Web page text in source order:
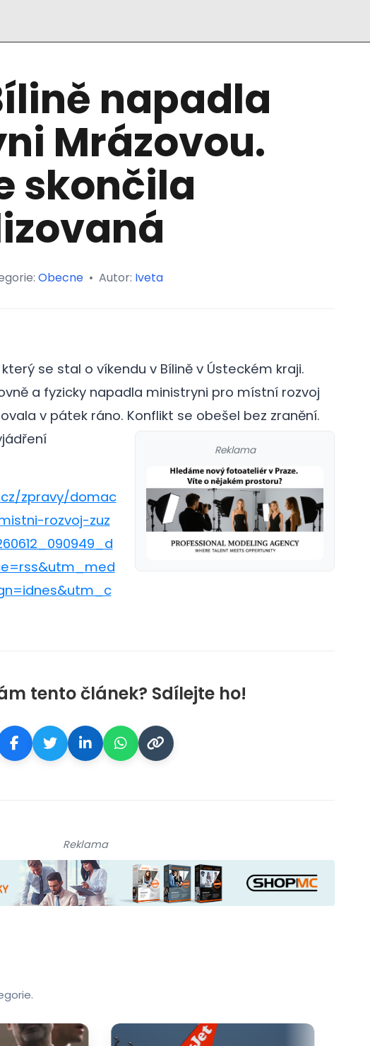
napadla
Mrázovou.
skončila
Obecne • Autor: Iveta
se stal o víkendu v Bílině v Ústeckém kraji.
a fyzicky napadla ministryni pro místní rozvoj
v pátek ráno. Konflikt se obešel bez zranění.
Reklama
zpravy/domac
rozvoj-zuz
tento článek? Sdílejte ho!
Reklama